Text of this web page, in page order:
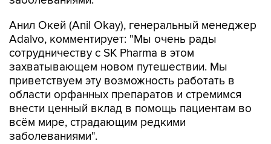
Анил Окей (Anil Okay), генеральный менеджер
Adalvo, комментирует: "Мы очень рады
сотрудничеству с SK Pharma в этом
захватывающем новом путешествии. Мы
приветствуем эту возможность работать в
области орфанных препаратов и стремимся
внести ценный вклад в помощь пациентам во
всём мире, страдающим редкими
заболеваниями".